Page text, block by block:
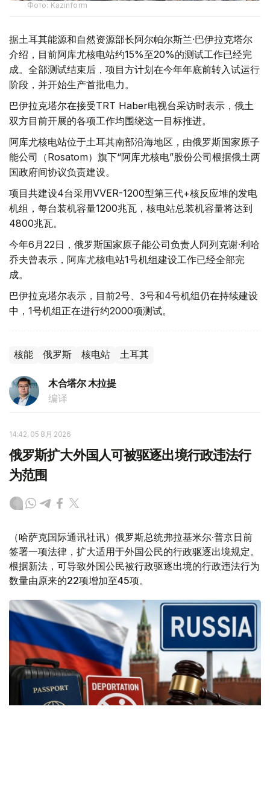
Фото: Kazinform
据土耳其能源和自然资源部长阿尔帕尔斯兰·巴伊拉克塔尔
介绍，目前阿库尤核电站约15%至20%的测试工作已经完
成。全部测试结束后，项目方计划在今年年底前转入试运行
阶段，并开始生产首批电力。
巴伊拉克塔尔在接受TRT Haber电视台采访时表示，俄土
双方目前开展的各项工作均围绕这一目标推进。
阿库尤核电站位于土耳其南部沿海地区，由俄罗斯国家原子
能公司（Rosatom）旗下“阿库尤核电”股份公司根据俄土两
国政府间协议负责建设。
项目共建设4台采用VVER-1200型第三代+核反应堆的发电
机组，每台装机容量1200兆瓦，核电站总装机容量将达到
4800兆瓦。
今年6月22日，俄罗斯国家原子能公司负责人阿列克谢·利哈
乔夫曾表示，阿库尤核电站1号机组建设工作已经全部完
成。
巴伊拉克塔尔表示，目前2号、3号和4号机组仍在持续建设
中，1号机组正在进行约2000项测试。
核能 俄罗斯 核电站 土耳其
木合塔尔 木拉提
编译
14:42, 05 8月 2026
俄罗斯扩大外国人可被驱逐出境行政违法行
为范围
（哈萨克国际通讯社讯）俄罗斯总统弗拉基米尔·普京日前
签署一项法律，扩大适用于外国公民的行政驱逐出境规定。
根据新法，可导致外国公民被行政驱逐出境的行政违法行为
数量由原来的22项增加至45项。